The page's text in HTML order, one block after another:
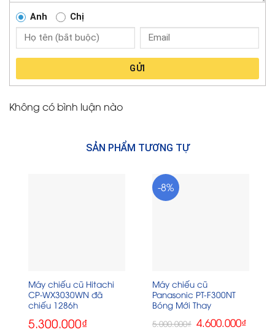
Anh Chị
GỬI
Không có bình luận nào
SẢN PHẨM TƯƠNG TỰ
Máy chiếu cũ Hitachi
CP-WX3030WN đã
chiếu 1286h
5.300.000₫
-8%
Máy chiếu cũ
Panasonic PT-F300NT
Bóng Mới Thay
5.000.000₫ Giá
gốc
4.600.000₫Giá
hiện